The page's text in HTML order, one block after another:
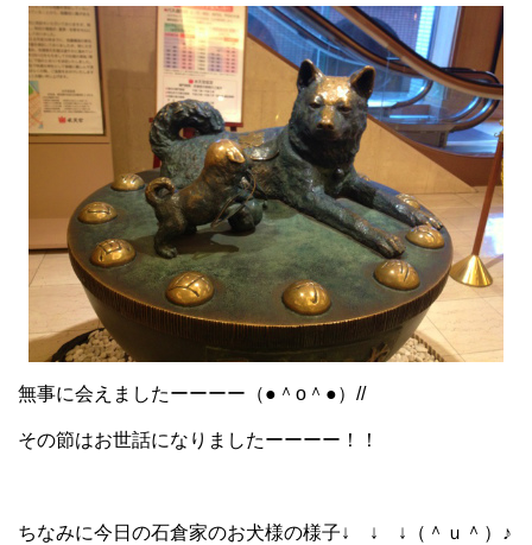
無事に会えましたーーーー（●＾o＾●）//
その節はお世話になりましたーーーー！！
ちなみに今日の石倉家のお犬様の様子↓ ↓ ↓（＾ｕ＾）♪